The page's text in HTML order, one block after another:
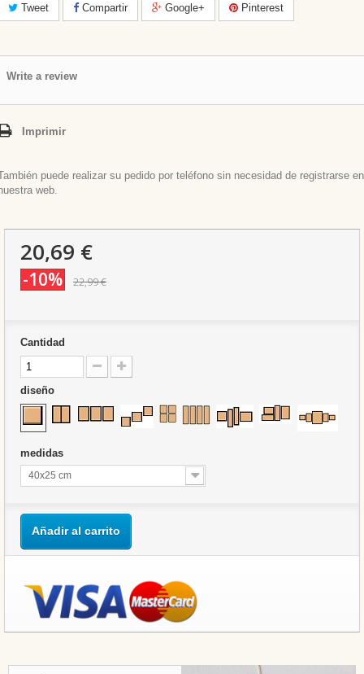
Tweet Compartir Google+ Pinterest
Write a review
Imprimir
puede realizar su pedido por teléfono sin necesidad de registrarse en
web.
20,69 €
-10% 22,99 €
Cantidad
diseño
medidas
40x25 cm
Añadir al carrito